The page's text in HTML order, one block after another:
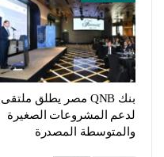
بنك QNB مصر يطلق ملتقى
لدعم المشروعات الصغيرة
والمتوسطة المصدرة